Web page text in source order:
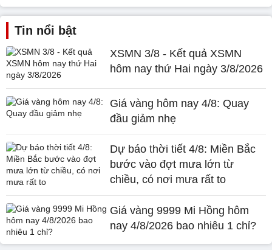
Tin nổi bật
XSMN 3/8 - Kết quả XSMN
hôm nay thứ Hai ngày 3/8/2026
Giá vàng hôm nay 4/8: Quay
đầu giảm nhẹ
Dự báo thời tiết 4/8: Miền Bắc
bước vào đợt mưa lớn từ
chiều, có nơi mưa rất to
Giá vàng 9999 Mi Hồng hôm
nay 4/8/2026 bao nhiêu 1 chỉ?